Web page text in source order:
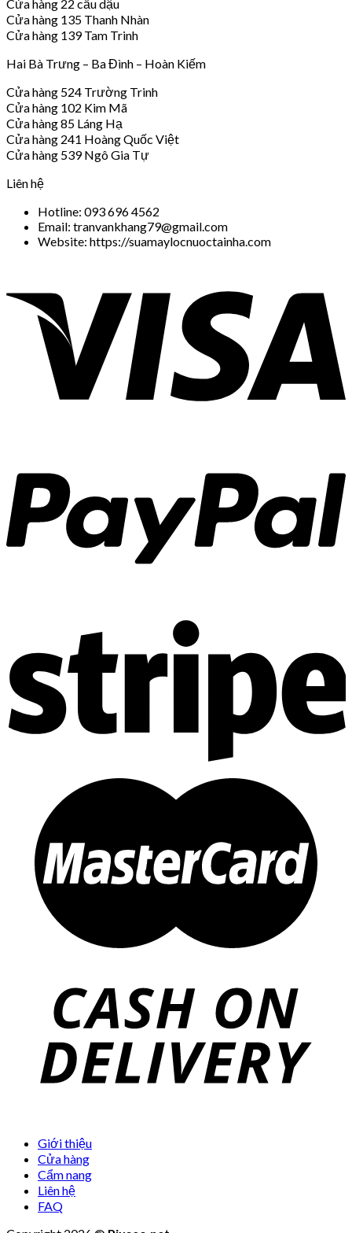
Cửa hàng 22 cầu dậu
Cửa hàng 135 Thanh Nhàn
Cửa hàng 139 Tam Trinh
Hai Bà Trưng – Ba Đình – Hoàn Kiếm
Cửa hàng 524 Trường Trinh
Cửa hàng 102 Kim Mã
Cửa hàng 85 Láng Hạ
Cửa hàng 241 Hoàng Quốc Việt
Cửa hàng 539 Ngô Gia Tự
Liên hệ
Hotline: 093 696 4562
Email: tranvankhang79@gmail.com
Website: https://suamaylocnuoctainha.com
Giới thiệu
Cửa hàng
Cẩm nang
Liên hệ
FAQ